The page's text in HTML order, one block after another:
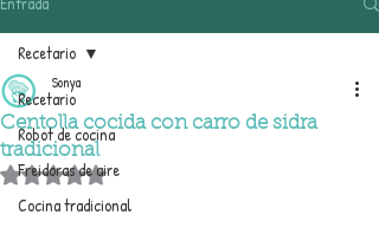
Recetario
Robot de cocina
Freidoras de aire
Cocina tradicional
Recetario
Centolla cocida con carro de sidra
tradicional
Sonya
Obtuvo NaN de 5 estrellas.